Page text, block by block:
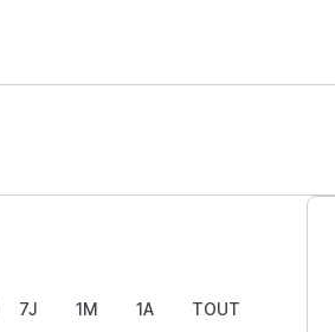
7J 1M 1A TOUT